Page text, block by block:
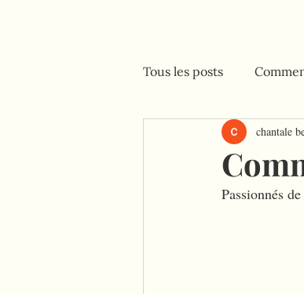
Tous les posts
chantale
Passionnés